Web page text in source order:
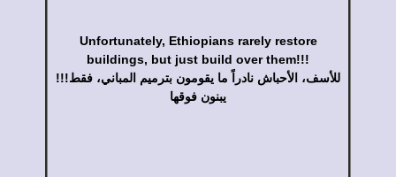
Unfortunately, Ethiopians rarely restore
buildings, but just build over them!!!
!!!للأسف، الأحباش نادراً ما يقومون بترميم المباني، فقط
يبنون فوقها